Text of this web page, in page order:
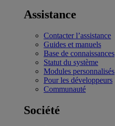
Assistance
Contacter l’assistance
Guides et manuels
Base de connaissances
Statut du système
Modules personnalisés
Pour les développeurs
Communauté
Société